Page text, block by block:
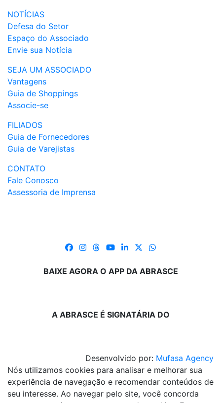
NOTÍCIAS
Defesa do Setor
Espaço do Associado
Envie sua Notícia
SEJA UM ASSOCIADO
Vantagens
Guia de Shoppings
Associe-se
FILIADOS
Guia de Fornecedores
Guia de Varejistas
CONTATO
Fale Conosco
Assessoria de Imprensa
BAIXE AGORA O APP DA ABRASCE
A ABRASCE É SIGNATÁRIA DO
Desenvolvido por: Mufasa Agency
Nós utilizamos cookies para analisar e melhorar sua
experiência de navegação e recomendar conteúdos de
seu interesse. Ao navegar pelo site, você concorda